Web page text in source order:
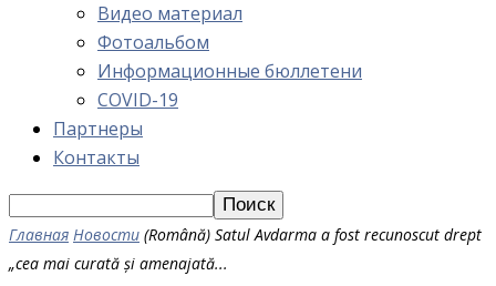
Видео материал
Фотоальбом
Информационные бюллетени
COVID-19
Партнеры
Контакты
Главная Новости (Română) Satul Avdarma a fost recunoscut drept
„cea mai curată și amenajată...